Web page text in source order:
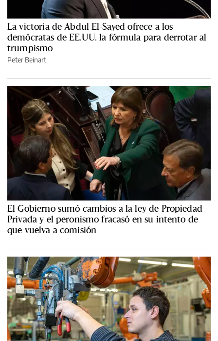
La victoria de Abdul El-Sayed ofrece a los
demócratas de EE.UU. la fórmula para derrotar al
trumpismo
Peter Beinart
El Gobierno sumó cambios a la ley de Propiedad
Privada y el peronismo fracasó en su intento de
que vuelva a comisión